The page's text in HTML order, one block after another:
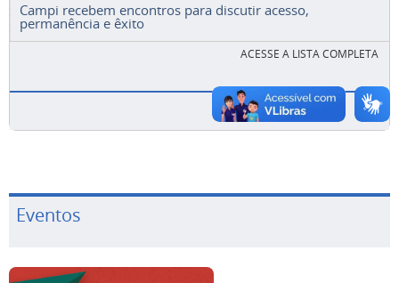
Campi recebem encontros para discutir acesso,
permanência e êxito
ACESSE A LISTA COMPLETA
Eventos